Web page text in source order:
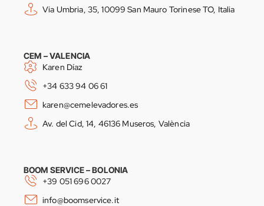
Via Umbria, 35, 10099 San Mauro Torinese TO, Italia
CEM – VALENCIA
Karen Díaz
+34 633 94 06 61
karen@cemelevadores.es
Av. del Cid, 14, 46136 Museros, València
BOOM SERVICE – BOLONIA
+39 051 696 0027
info@boomservice.it